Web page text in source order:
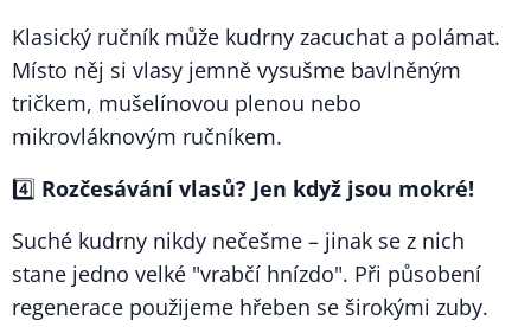
Klasický ručník může kudrny zacuchat a polámat.
Místo něj si vlasy jemně vysušme bavlněným
tričkem, mušelínovou plenou nebo
mikrovláknovým ručníkem.
4️⃣ Rozčesávání vlasů? Jen když jsou mokré!
Suché kudrny nikdy nečešme – jinak se z nich
stane jedno velké "vrabčí hnízdo". Při působení
regenerace použijeme hřeben se širokými zuby.